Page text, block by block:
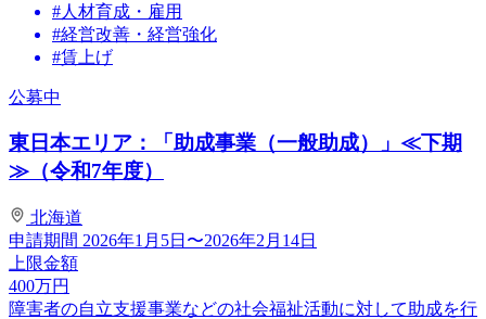
#人材育成・雇用
#経営改善・経営強化
#賃上げ
公募中
東日本エリア：「助成事業（一般助成）」≪下期
≫（令和7年度）
北海道
申請期間 2026年1月5日〜2026年2月14日
上限金額
400万円
障害者の自立支援事業などの社会福祉活動に対して助成を行